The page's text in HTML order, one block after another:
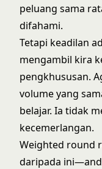
peluang sama
difahami.
Tetapi keadilan
mengambil kira
pengkhususan.
volume yang
belajar. Ia tidak
kecemerlangan.
Weighted round
daripada